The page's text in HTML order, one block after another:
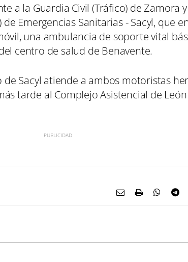
a la Guardia Civil (Tráfico) de Zamora
Emergencias Sanitarias - Sacyl, que
una ambulancia de soporte vital
centro de salud de Benavente.
Sacyl atiende a ambos motoristas
tarde al Complejo Asistencial de